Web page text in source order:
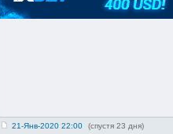
21-Янв-2020 22:00 (спустя 23 дня)